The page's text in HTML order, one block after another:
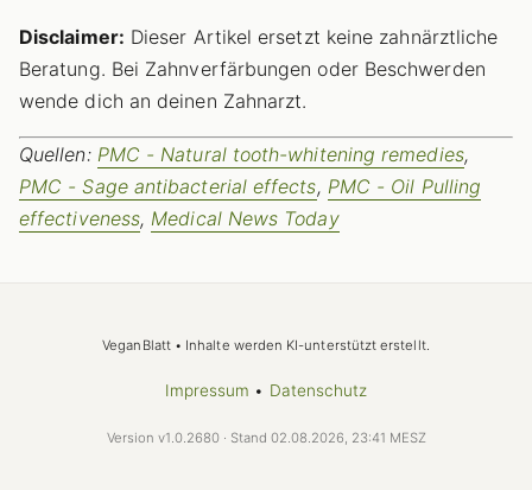
Disclaimer: Dieser Artikel ersetzt keine zahnärztliche
Beratung. Bei Zahnverfärbungen oder Beschwerden
wende dich an deinen Zahnarzt.
Quellen: PMC - Natural tooth-whitening remedies,
PMC - Sage antibacterial effects, PMC - Oil Pulling
effectiveness,Medical News Today
VeganBlatt • Inhalte werden KI-unterstützt erstellt.
Impressum • Datenschutz
Version v1.0.2680 · Stand 02.08.2026, 23:41 MESZ